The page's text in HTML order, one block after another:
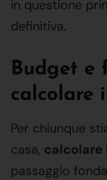
in questione
definitiva.
Budget e
calcolare
Per chiunque
casa, calcolare
passaggio